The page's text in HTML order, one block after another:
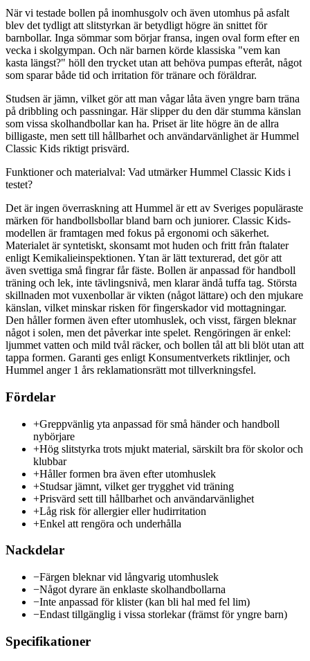
När vi testade bollen på inomhusgolv och även utomhus på asfalt
blev det tydligt att slitstyrkan är betydligt högre än snittet för
barnbollar. Inga sömmar som börjar fransa, ingen oval form efter en
vecka i skolgympan. Och när barnen körde klassiska "vem kan
kasta längst?" höll den trycket utan att behöva pumpas efteråt, något
som sparar både tid och irritation för tränare och föräldrar.
Studsen är jämn, vilket gör att man vågar låta även yngre barn träna
på dribbling och passningar. Här slipper du den där stumma känslan
som vissa skolhandbollar kan ha. Priset är lite högre än de allra
billigaste, men sett till hållbarhet och användarvänlighet är Hummel
Classic Kids riktigt prisvärd.
Funktioner och materialval: Vad utmärker Hummel Classic Kids i
testet?
Det är ingen överraskning att Hummel är ett av Sveriges populäraste
märken för handbollsbollar bland barn och juniorer. Classic Kids-
modellen är framtagen med fokus på ergonomi och säkerhet.
Materialet är syntetiskt, skonsamt mot huden och fritt från ftalater
enligt Kemikalieinspektionen. Ytan är lätt texturerad, det gör att
även svettiga små fingrar får fäste. Bollen är anpassad för handboll
träning och lek, inte tävlingsnivå, men klarar ändå tuffa tag. Största
skillnaden mot vuxenbollar är vikten (något lättare) och den mjukare
känslan, vilket minskar risken för fingerskador vid mottagningar.
Den håller formen även efter utomhuslek, och visst, färgen bleknar
något i solen, men det påverkar inte spelet. Rengöringen är enkel:
ljummet vatten och mild tvål räcker, och bollen tål att bli blöt utan att
tappa formen. Garanti ges enligt Konsumentverkets riktlinjer, och
Hummel anger 1 års reklamationsrätt mot tillverkningsfel.
Fördelar
+Greppvänlig yta anpassad för små händer och handboll
nybörjare
+Hög slitstyrka trots mjukt material, särskilt bra för skolor och
klubbar
+Håller formen bra även efter utomhuslek
+Studsar jämnt, vilket ger trygghet vid träning
+Prisvärd sett till hållbarhet och användarvänlighet
+Låg risk för allergier eller hudirritation
+Enkel att rengöra och underhålla
Nackdelar
−Färgen bleknar vid långvarig utomhuslek
−Något dyrare än enklaste skolhandbollarna
−Inte anpassad för klister (kan bli hal med fel lim)
−Endast tillgänglig i vissa storlekar (främst för yngre barn)
Specifikationer